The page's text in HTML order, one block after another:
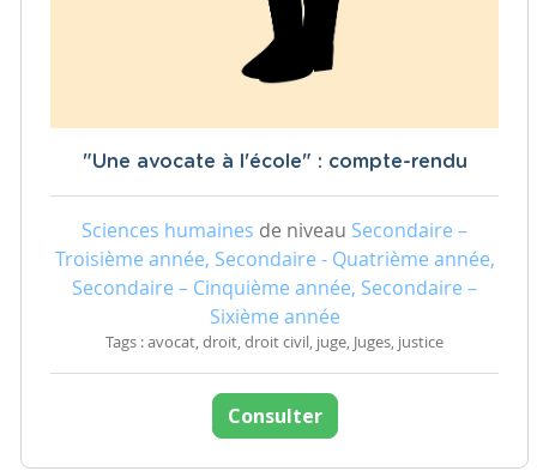
"Une avocate à l'école" : compte-rendu
Sciences humaines de niveau Secondaire –
Troisième année, Secondaire - Quatrième année,
Secondaire – Cinquième année, Secondaire –
Sixième année
Tags : avocat, droit, droit civil, juge, Juges, justice
Consulter